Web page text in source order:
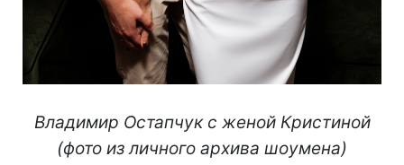
Владимир Остапчук с женой Кристиной
(фото из личного архива шоумена)